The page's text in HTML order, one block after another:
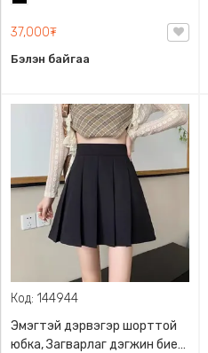
37,000₮
Бэлэн байгаа
Код: 144944
Эмэгтэй дэрвэгэр шорттой
юбка, Загварлаг дэгжин биед